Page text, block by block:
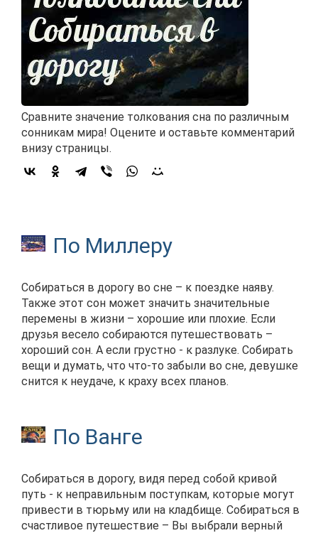
Сравните значение толкования сна по различным
сонникам мира! Оцените и оставьте комментарий
внизу страницы.
По Миллеру
Собираться в дорогу во сне – к поездке наяву.
Также этот сон может значить значительные
перемены в жизни – хорошие или плохие. Если
друзья весело собираются путешествовать –
хороший сон. А если грустно - к разлуке. Собирать
вещи и думать, что что-то забыли во сне, девушке
снится к неудаче, к краху всех планов.
По Ванге
Собираться в дорогу, видя перед собой кривой
путь - к неправильным поступкам, которые могут
привести в тюрьму или на кладбище. Собираться в
счастливое путешествие – Вы выбрали верный